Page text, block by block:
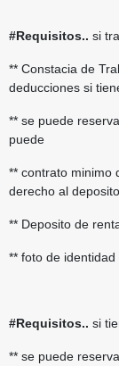
#Requisitos.. si
** Constacia de
deducciones si
** se puede
puede
** contrato minimo
derecho al deposito
** Deposito de
** foto de identidad
#Requisitos.. si
** se puede